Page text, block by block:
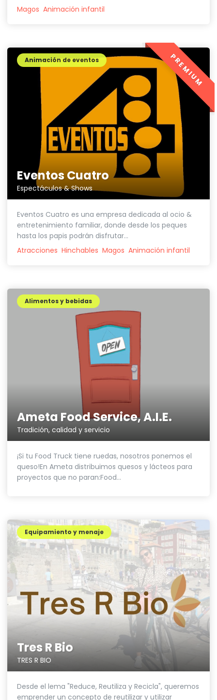
Magos Animación infantil
Eventos Cuatro
Espectáculos & Shows
Animación de eventos
Eventos Cuatro es una empresa dedicada al ocio &
entretenimiento familiar, donde desde los peques
hasta los papis podrán disfrutar...
Atracciones Hinchables Magos Animación infantil
PREMIUM
Ameta Food Service, A.I.E.
Tradición, calidad y servicio
Alimentos y bebidas
¡Si tu Food Truck tiene ruedas, nosotros ponemos el
queso!En Ameta distribuimos quesos y lácteos para
proyectos que no paran:Food...
Tres R Bio
TRES R BIO
Equipamiento y menaje
Desde el lema "Reduce, Reutiliza y Recicla", queremos
emprender un concepto de reutilizar y utilizar